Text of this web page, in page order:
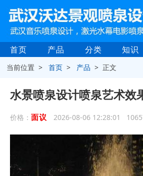
首页 产品 分类 知识
当前位置 >首页 > 产品 > 正文
水景喷泉设计喷泉艺术效
价格： 面议 2026-08-06 12:28:01